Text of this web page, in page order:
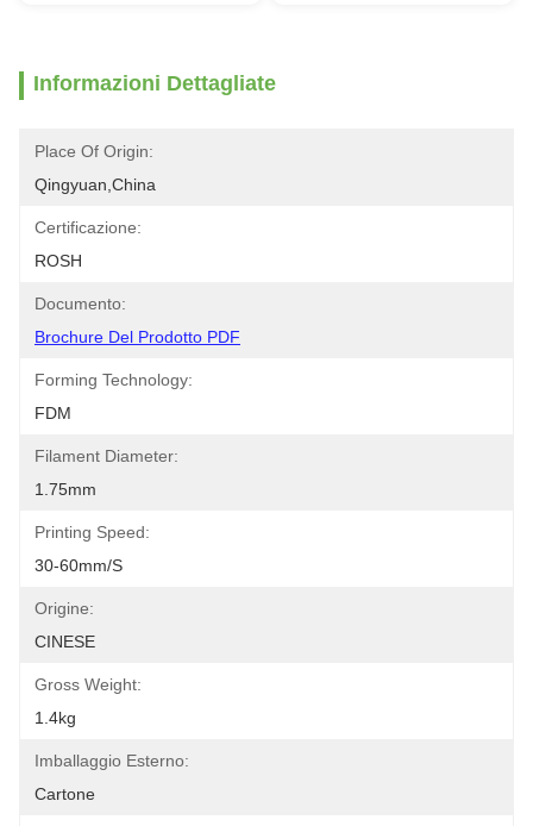
Informazioni Dettagliate
Place Of Origin:
Qingyuan,china
Certificazione:
ROSH
Documento:
Brochure Del Prodotto PDF
Forming Technology:
FDM
Filament Diameter:
1.75mm
Printing Speed:
30-60mm/s
Origine:
CINESE
Gross Weight:
1.4kg
Imballaggio Esterno:
Cartone